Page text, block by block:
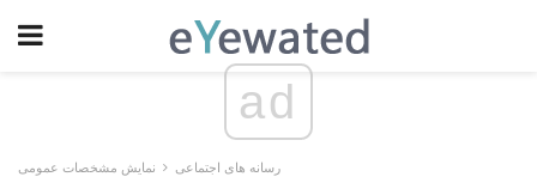
ad
رسانه های اجتماعی نمایش مشخصات عمومی